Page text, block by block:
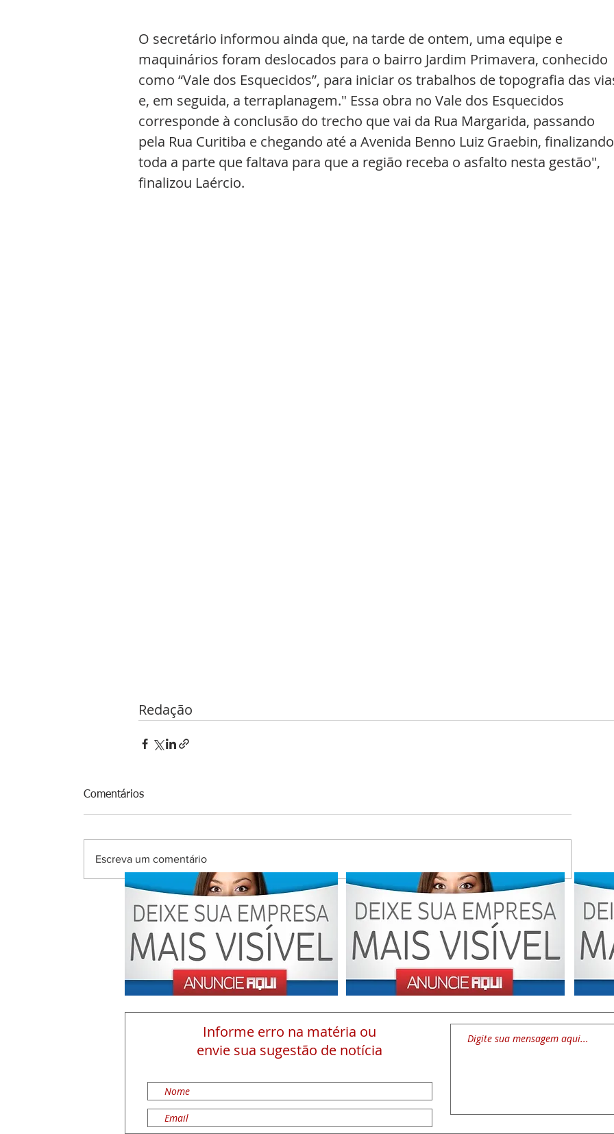
O secretário informou ainda que, na tarde de ontem, uma equipe e
maquinários foram deslocados para o bairro Jardim Primavera, conhecido
como “Vale dos Esquecidos”, para iniciar os trabalhos de topografia das
e, em seguida, a terraplanagem." Essa obra no Vale dos Esquecidos
corresponde à conclusão do trecho que vai da Rua Margarida, passando
pela Rua Curitiba e chegando até a Avenida Benno Luiz Graebin,
toda a parte que faltava para que a região receba o asfalto nesta gestão",
finalizou Laércio.
Redação
Comentários
Escreva um comentário
Informe erro na matéria ou
envie sua sugestão de notícia